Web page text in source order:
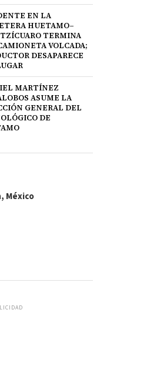
EN LA
HUETAMO–
TERMINA
VOLCADA;
DESAPARECE
MARTÍNEZ
ASUME LA
GENERAL DEL
DE
México